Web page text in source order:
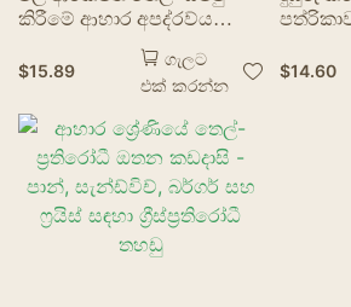
කිරීමේ ආහාර අපද්රව්ය
100% කොම්පෝස්ට් දුඹුරු
ක්රාෆ්ට් කඩදාසි,
මුළුතැන්ගෙය සඳහා චිත්රපට
කසළ මලු
$15.89
ගැලට
එක් කරන්න
සාප්පු
කැන්ඩි
ඩේට්
$14.60